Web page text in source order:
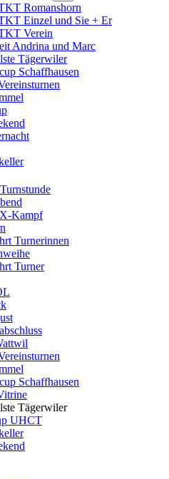
Romanshorn
Einzel und Sie + Er
Verein
Andrina und Marc
Tägerwiler
Schaffhausen
Kampf
Turnerinnen
Turner
Schaffhausen
Tägerwiler
UHCT